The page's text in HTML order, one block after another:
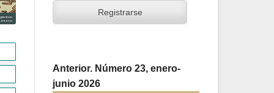
Registrarse
Anterior. Número 23, enero-
junio 2026